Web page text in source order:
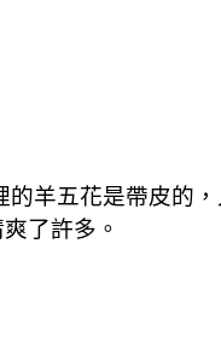
羊五花是帶皮的
了許多。